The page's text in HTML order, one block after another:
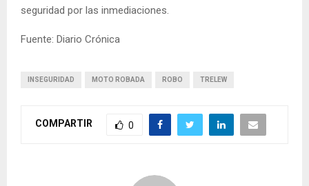
seguridad por las inmediaciones.
Fuente: Diario Crónica
INSEGURIDAD MOTO ROBADA ROBO TRELEW
COMPARTIR 0